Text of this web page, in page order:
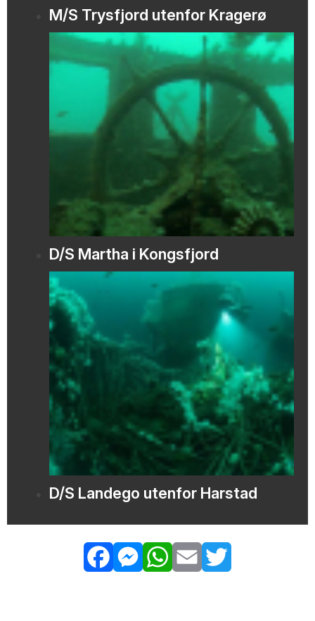
M/S Trysfjord utenfor Kragerø
D/S Martha i Kongsfjord
D/S Landego utenfor Harstad